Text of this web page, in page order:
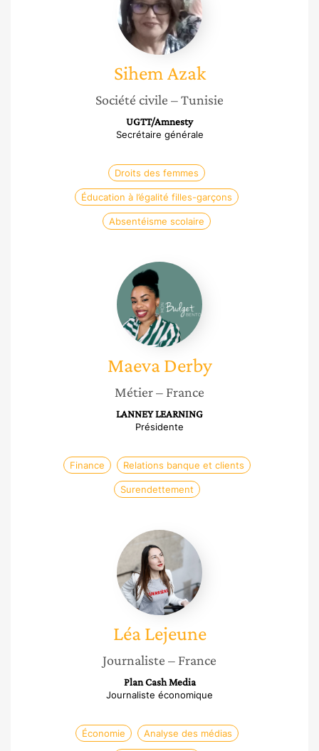
SihemAzak
Société civile – Tunisie
UGTT/Amnesty
Secrétaire générale
Droits des femmes
Éducation à l’égalité filles-garçons
Absentéisme scolaire
Maeva
Maeva Derby
Métier– France
LANNEY LEARNING
Présidente
Finance Relations banque et clients
Surendettement
Léa
Lejeune
Léa Lejeune
Journaliste – France
Plan Cash Media
Journaliste économique
Économie Analyse des médias